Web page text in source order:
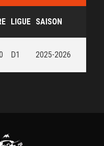
LIGUE SAISON
D1 2025-2026